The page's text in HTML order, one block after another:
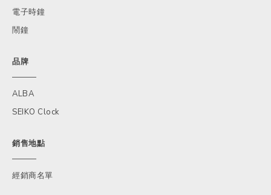
電子時鐘
鬧鐘
品牌
ALBA
SEIKO Clock
銷售地點
經銷商名單